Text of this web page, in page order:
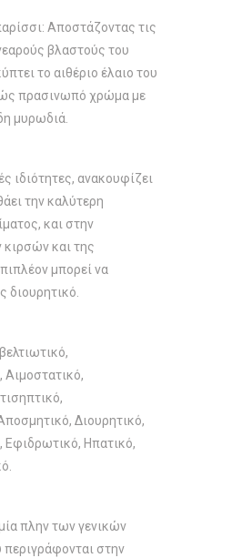
Αποστάζοντας τις
βλαστούς του
το αιθέριο έλαιο του
πρασινωπό χρώμα με
μυρωδιά.
ιδιότητες, ανακουφίζει
την καλύτερη
και στην
και της
μπορεί να
διουρητικό.
Αιμοστατικό,
Διουρητικό,
Εφιδρωτικό, Ηπατικό,
πλην των γενικών
στην